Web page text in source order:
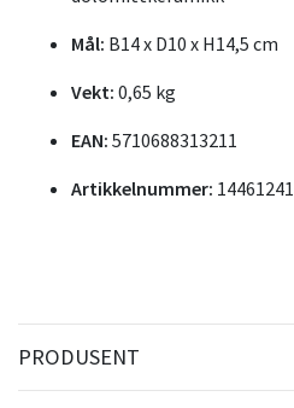
Mål: B14 x D10 x H14,5 cm
Vekt: 0,65 kg
EAN: 5710688313211
Artikkelnummer: 14461241
PRODUSENT